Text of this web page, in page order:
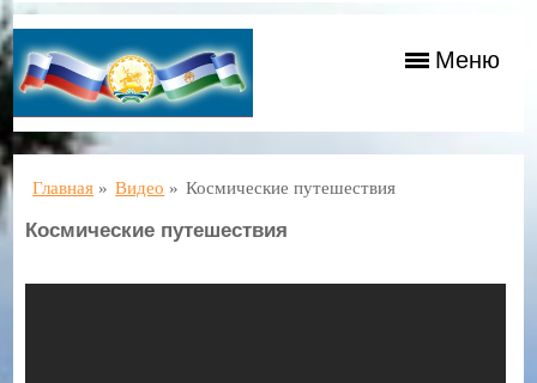
Меню
Главная » Видео » Космические путешествия
Космические путешествия